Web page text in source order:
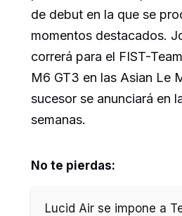
de debut en la que se
momentos destacados.
correrá para el FIST-
M6 GT3 en las Asian Le
sucesor se anunciará en
semanas.
No te pierdas:
Lucid Air se impone a